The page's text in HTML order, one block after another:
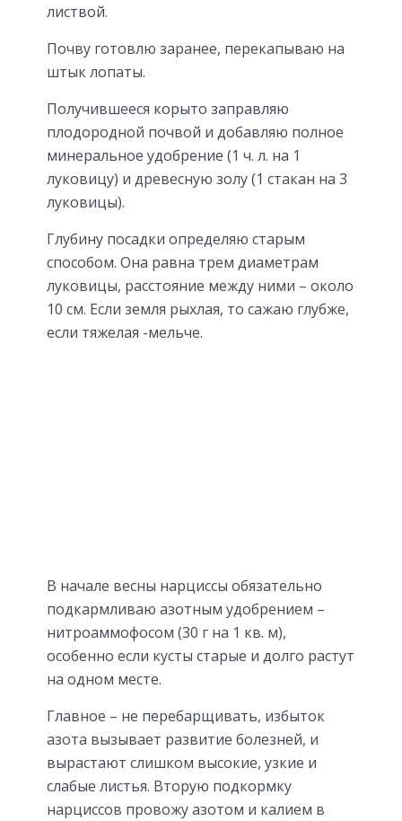
листвой.
Почву готовлю заранее, перекапываю на
штык лопаты.
Получившееся корыто заправляю
плодородной почвой и добавляю полное
минеральное удобрение (1 ч. л. на 1
луковицу) и древесную золу (1 стакан на 3
луковицы).
Глубину посадки определяю старым
способом. Она равна трем диаметрам
луковицы, расстояние между ними – около
10 см. Если земля рыхлая, то сажаю глубже,
если тяжелая -мельче.
В начале весны нарциссы обязательно
подкармливаю азотным удобрением –
нитроаммофосом (30 г на 1 кв. м),
особенно если кусты старые и долго растут
на одном месте.
Главное – не перебарщивать, избыток
азота вызывает развитие болезней, и
вырастают слишком высокие, узкие и
слабые листья. Вторую подкормку
нарциссов провожу азотом и калием в